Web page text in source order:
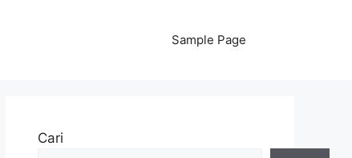
Sample Page
Cari